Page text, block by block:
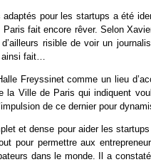
adaptés pour les startups a été
fait encore rêver. Selon
risible de voir un
ainsi fait…
Freyssinet comme un lieu
la Ville de Paris qui indiquent
de ce dernier pour
et dense pour aider les
pour permettre aux
dans le monde. Il a